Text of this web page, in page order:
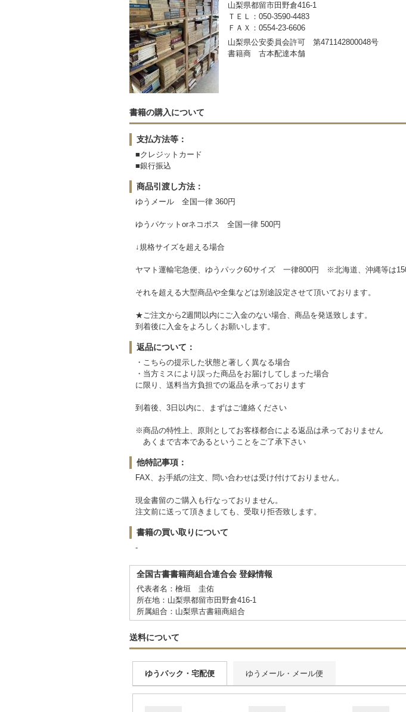
山梨県都留市田野倉416-1
ＴＥＬ：050-3590-4483
ＦＡＸ：0554-23-6606
山梨県公安委員会許可 第471142800048号
書籍商 古本配達本舗
書籍の購入について
支払方法等：
■クレジットカード
■銀行振込
商品引渡し方法：
ゆうメール 全国一律 360円
ゆうパケットorネコポス 全国一律 500円
↓規格サイズを超える場合
ヤマト運輸宅急便、ゆうパック60サイズ 一律800円 ※北海道、沖縄等は
それを超える大型商品や全集などは別途設定させて頂いております。
★ご注文から2週間以内にご入金のない場合、商品を発送致します。
到着後に入金をよろしくお願いします。
返品について：
・こちらの提示した状態と著しく異なる場合
・当方ミスにより誤った商品をお届けしてしまった場合
に限り、送料当方負担での返品を承っております
到着後、3日以内に、まずはご連絡ください
※商品の特性上、原則としてお客様都合による返品は承っておりません
あくまで古本であるということをご了承下さい
他特記事項：
FAX、お手紙の注文、問い合わせは受け付けておりません。
現金書留のご購入も行なっておりません。
注文前に送って頂きましても、受取り拒否致します。
書籍の買い取りについて
-
全国古書書籍商組合連合会 登録情報
代表者名：檜垣 圭佑
所在地：山梨県都留市田野倉416-1
所属組合：山梨県古書籍商組合
送料について
ゆうパック・宅配便 ゆうメール・メール便